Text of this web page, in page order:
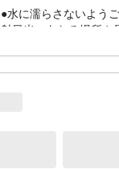
●水に濡らさないよう
射日光のあたる場所や